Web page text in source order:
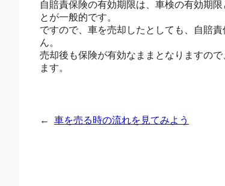
自賠責保険の有効期限は、車検の有効期
とが一般的です。
ですので、車を売却したとしても、自賠
ん。
売却後も保険が有効なままとなりますの
ます。
← 車を売る時の流れを見てみよう